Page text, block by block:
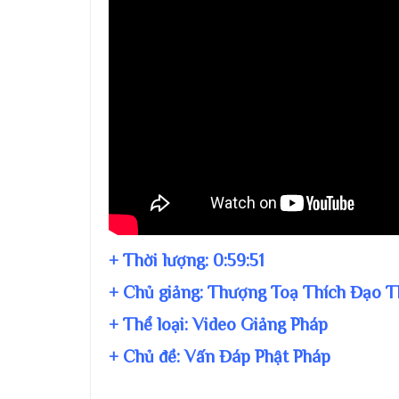
+ Thời lượng: 0:59:51
+ Chủ giảng: Thượng Toạ Thích Đạo
+ Thể loại: Video Giảng Pháp
+ Chủ đề:Vấn Đáp Phật Pháp